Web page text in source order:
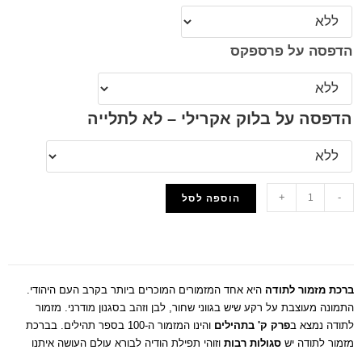
הדפסה על פרספקס
הדפסה על בלוק אקרילי – לא לתלייה
-
+ הוספה לסל
ברכת מזמור לתודה היא אחד המזמורים המוכרים ביותר בקרב העם היהודי.
התמונה מעוצבת על רקע שיש בגווני שחור, לבן וזהב בסגנון מודרני. מזמור
לתודה נמצא בפרק ק' בתהילים
והינו המזמור ה-100 בספר תהילים. בברכת
מזמור לתודה יש סגולות רבות וזוהי תפילת הודיה לבורא עולם העושה איתנו